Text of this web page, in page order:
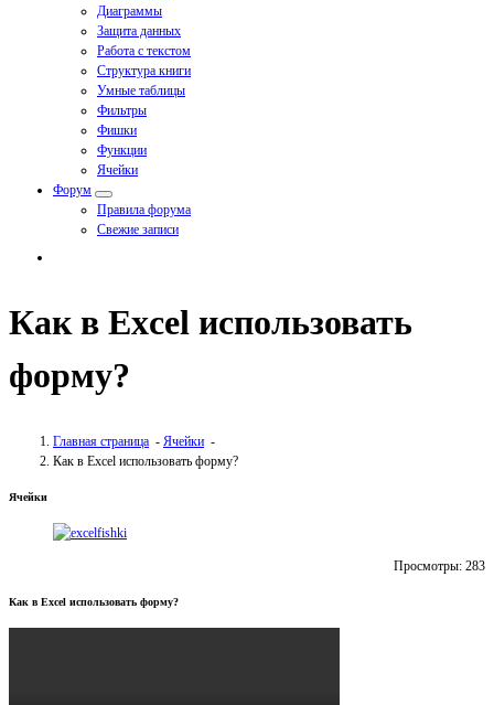
Диаграммы
Защита данных
Работа с текстом
Структура книги
Умные таблицы
Фильтры
Фишки
Функции
Ячейки
Форум
Правила форума
Свежие записи
Как в Excel использовать
форму?
Главная страница - Ячейки -
Как в Excel использовать форму?
Ячейки
Просмотры: 283
Как в Excel использовать форму?